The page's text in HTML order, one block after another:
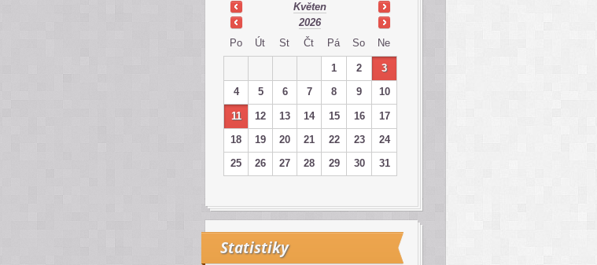
Květen
2026
Po
Út St Čt Pá So Ne
1 2
3
4
5 6 7 8 9 10
11 12 13 14 15 16
17
18
19 20 21 22 23
24
25
26 27 28 29 30 31
Statistiky